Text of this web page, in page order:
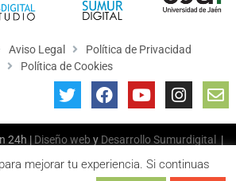
Aviso Legal
Política de Privacidad
Política de Cookies
24h | Diseño weby Desarrollo Sumurdigital
|
All Rights Reserved
mejorar tu experiencia. Si continuas